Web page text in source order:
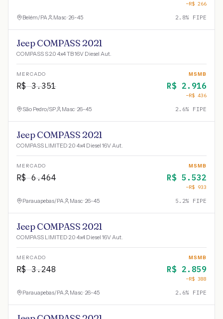
−R$ 266
Belém/PA Masc · 26-45 2.8% FIPE
Jeep COMPASS 2021
COMPASS S 2.0 4x4 TB 16V Diesel Aut.
MERCADO
R$3.351
MSMB
R$ 2.916
−R$ 436
São Pedro/SP Masc · 26-45 2.6% FIPE
Jeep COMPASS 2021
COMPASS LIMITED 2.0 4x4 Diesel 16V Aut.
MERCADO
R$6.464
MSMB
R$ 5.532
−R$ 933
Parauapebas/PA Masc · 26-45 5.2% FIPE
Jeep COMPASS 2021
COMPASS LIMITED 2.0 4x4 Diesel 16V Aut.
MERCADO
R$3.248
MSMB
R$ 2.859
−R$ 388
Parauapebas/PA Masc · 26-45 2.6% FIPE